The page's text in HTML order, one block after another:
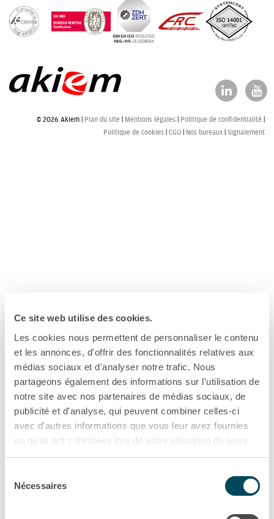
Ce site web utilise des cookies.
Les cookies nous permettent de personnaliser le contenu
et les annonces, d'offrir des fonctionnalités relatives aux
médias sociaux et d'analyser notre trafic. Nous
partageons également des informations sur l'utilisation de
notre site avec nos partenaires de médias sociaux, de
publicité et d'analyse, qui peuvent combiner celles-ci
avec d'autres informations que vous leur avez fournies
ou qu'ils ont collectées lors de votre utilisation de leurs
services.
Politique de confidentialité
Nécessaires
© 2026 Akiem | Plan du site Mentions légales
Politique de confidentialité
Politique de cookies CGU Nos bureaux Signalement